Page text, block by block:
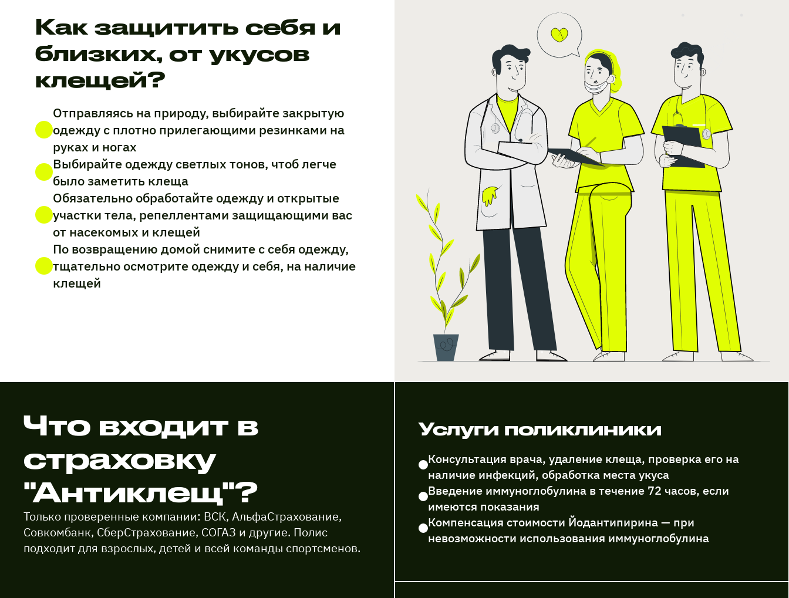
Как защитить себя и
близких, от укусов
клещей?
Отправляясь на природу, выбирайте закрытую
одежду с плотно прилегающими резинками на
руках и ногах
Выбирайте одежду светлых тонов, чтоб легче
было заметить клеща
Обязательно обработайте одежду и открытые
участки тела, репеллентами защищающими вас
от насекомых и клещей
По возвращению домой снимите с себя одежду,
тщательно осмотрите одежду и себя, на наличие
клещей
Что входит в
страховку
"Антиклещ"?
Только проверенные компании: ВСК, АльфаСтрахование,
Совкомбанк, СберСтрахование, СОГАЗ и другие. Полис
подходит для взрослых, детей и всей команды спортсменов.
Услуги поликлиники
Консультация врача, удаление клеща, проверка его на
наличие инфекций, обработка места укуса
Введение иммуноглобулина в течение 72 часов, если
имеются показания
Компенсация стоимости Йодантипирина — при
невозможности использования иммуноглобулина